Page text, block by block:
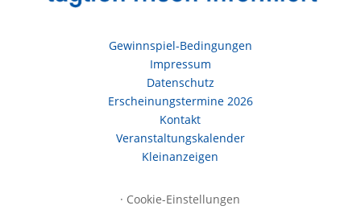
Gewinnspiel-Bedingungen
Impressum
Datenschutz
Erscheinungstermine 2026
Kontakt
Veranstaltungskalender
Kleinanzeigen
· Cookie-Einstellungen